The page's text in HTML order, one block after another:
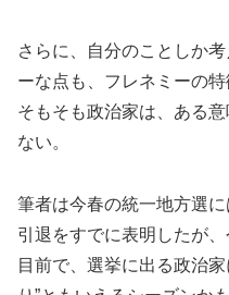
さらに、自分のことしか
ーな点も、フレネミーの
そもそも政治家は、ある
ない。
筆者は今春の統一地方選
引退をすでに表明したが
目前で、選挙に出る政治